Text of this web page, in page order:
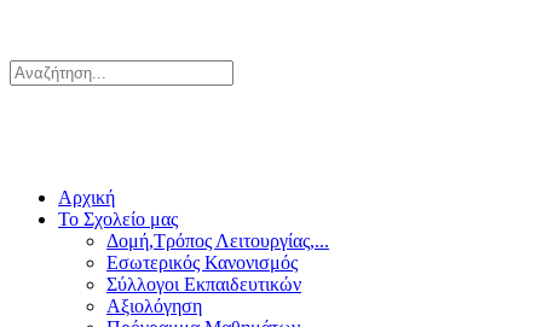
Αρχική
Το Σχολείο μας
Δομή,Τρόπος Λειτουργίας,...
Εσωτερικός Κανονισμός
Σύλλογοι Εκπαιδευτικών
Αξιολόγηση